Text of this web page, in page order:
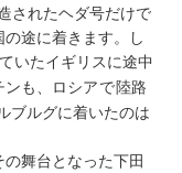
されたヘダ号だけで
途に着きます。し
いたイギリスに途中
も、ロシアで陸路
ブルグに着いたのは
の舞台となった下田